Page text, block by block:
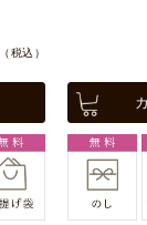
（税込）